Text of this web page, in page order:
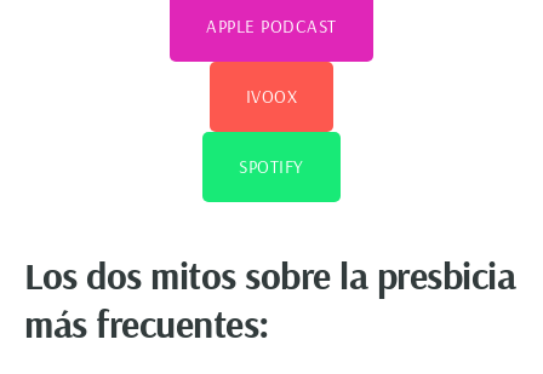
APPLE PODCAST
IVOOX
SPOTIFY
Los dos mitos sobre la presbicia
más frecuentes: